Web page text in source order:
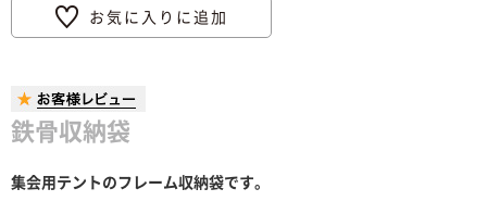
お気に入りに追加
鉄骨収納袋
集会用テントのフレーム収納袋です。